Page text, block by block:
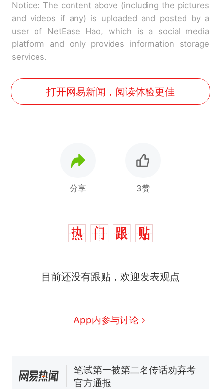
Notice: The content above (including the pictures
and videos if any) is uploaded and posted by a
user of NetEase Hao, which is a social media
platform and only provides information storage
services.
打开网易新闻，阅读体验更佳
分享 3赞
目前还没有跟贴，欢迎发表观点
App内参与讨论
热
那个在床头放菜刀的女孩，
么？
协会回应
男子上山采菌偶然发现鸡枞菌
来源：参考消息）
笔试第一被第二名传话劝弃考
官方通报